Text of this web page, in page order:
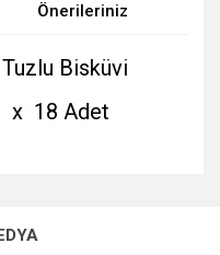
Önerileriniz
Bisküvi
x 18 Adet